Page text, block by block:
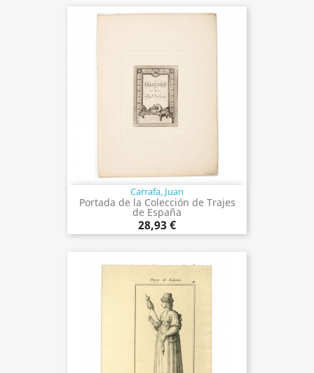
Carrafa, Juan
Portada de la Colección de Trajes
de España
28,93 €